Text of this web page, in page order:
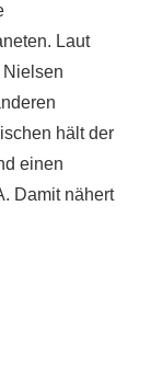
Laut
Nielsen
hält der
einen
Damit nähert